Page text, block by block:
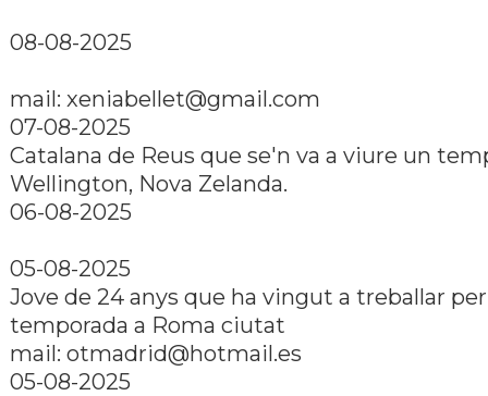
08-08-2025
mail: xeniabellet@gmail.com
07-08-2025
Catalana de Reus que se'n va a viure un
Wellington, Nova Zelanda.
06-08-2025
05-08-2025
Jove de 24 anys que ha vingut a treballar
temporada a Roma ciutat
mail: otmadrid@hotmail.es
05-08-2025